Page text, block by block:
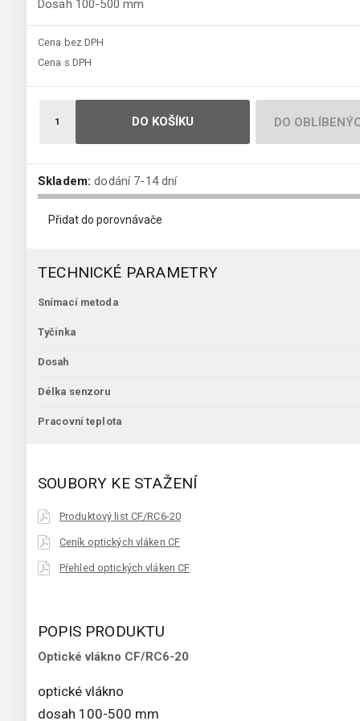
Dosah 100-500 mm
Cena bez DPH
Cena s DPH
DO KOŠÍKU DO
Skladem: dodání 7-14 dní
Přidat do porovnávače
TECHNICKÉ PARAMETRY
Snímací metoda
Tyčinka
Dosah
Délka senzoru
Pracovní teplota
SOUBORY KE STAŽENÍ
Produktový list CF/RC6-20
Ceník optických vláken CF
Přehled optických vláken CF
POPIS PRODUKTU
Optické vlákno CF/RC6-20
optické vlákno
dosah 100-500 mm